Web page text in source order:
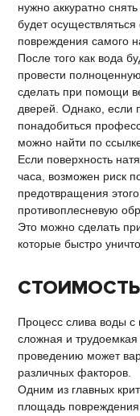
нужно аккуратно
будет
повреждения самого
После того как вода
провести
сделать при помощи
дверей. Однако,
понадобиться
можно найти по
Если поверхность
часа, возможен риск
предотвращения
противоплесневую
Это можно сделать
которые быстро
Процесс слива воды с
сложная и
проведению может
различных факторов.
Одним из главных
площадь